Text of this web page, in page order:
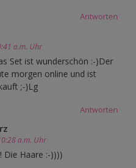
Antworten
a.m. Uhr
Set ist wunderschön :-)Der
morgen online und ist
;-)Lg
Antworten
a.m. Uhr
Die Haare :-))))